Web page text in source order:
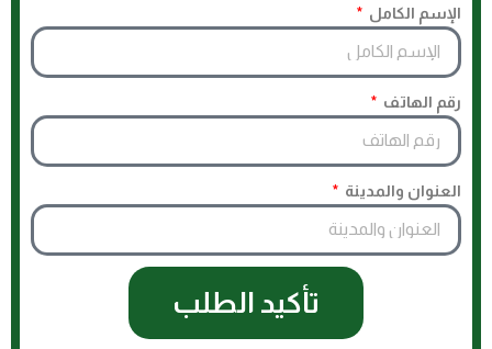
الإسم الكامل
رقم الهاتف
العنوان والمدينة
تأكيد الطلب